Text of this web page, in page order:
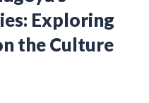
Exploring
the Culture